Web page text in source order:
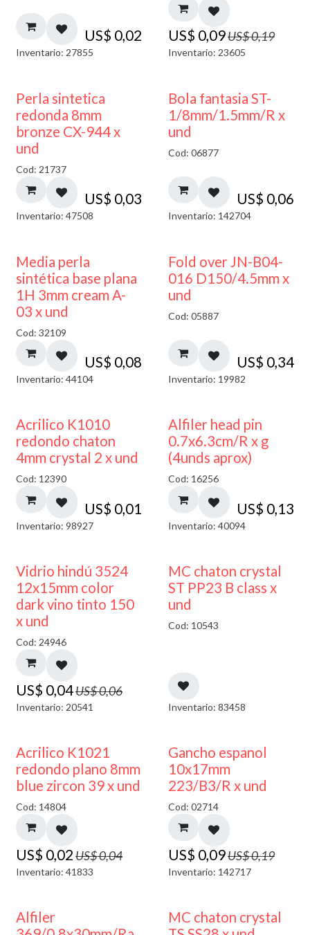
US$ 0,02
Inventario: 27855
US$ 0,09US$0,19
Inventario: 23605
Perla sintetica
redonda 8mm
bronze CX-944 x
und
Cod: 21737
US$ 0,03
Inventario: 47508
Bola fantasia ST-
1/8mm/1.5mm/R x
und
Cod: 06877
US$ 0,06
Inventario: 142704
Media perla
sintética base plana
1H 3mm cream A-
03 x und
Cod: 32109
US$ 0,08
Inventario: 44104
Fold over JN-B04-
016 D150/4.5mm x
und
Cod: 05887
US$ 0,34
Inventario: 19982
50% DESCUENTO
Acrilico K1010
redondo chaton
4mm crystal 2 x und
Cod: 12390
US$ 0,01
Inventario: 98927
Alfiler head pin
0.7x6.3cm/R x g
(4unds aprox)
Cod: 16256
US$ 0,13
Inventario: 40094
40% DESCUENTO
Vidrio hindú 3524
12x15mm color
dark vino tinto 150
x und
Cod: 24946
US$ 0,04US$0,06
Inventario: 20541
MC chaton crystal
ST PP23 B class x
und
Cod: 10543
Inventario: 83458
50% DESCUENTO
Acrilico K1021
redondo plano 8mm
blue zircon 39 x und
Cod: 14804
US$ 0,02US$0,04
Inventario: 41833
50% DESCUENTO
Gancho espanol
10x17mm
223/B3/R x und
Cod: 02714
US$ 0,09US$0,19
Inventario: 142717
Alfiler
MC chaton crystal